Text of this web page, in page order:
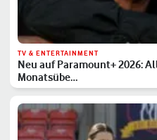
TV & ENTERTAINMENT
Neu auf Paramount+ 2026:
Monatsübe…